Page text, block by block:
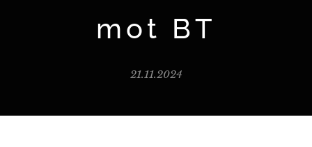
mot BT
21.11.2024